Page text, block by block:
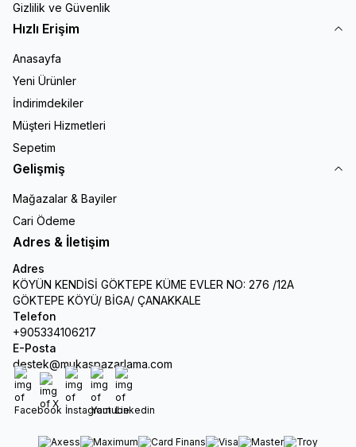
Gizlilik ve Güvenlik
Hızlı Erişim
Anasayfa
Yeni Ürünler
İndirimdekiler
Müşteri Hizmetleri
Sepetim
Gelişmiş
Mağazalar & Bayiler
Cari Ödeme
Adres & İletişim
Adres
KÖYÜN KENDİSİ GÖKTEPE KÜME EVLER NO: 276 /12A
GÖKTEPE KÖYÜ/ BİGA/ ÇANAKKALE
Telefon
+905334106217
E-Posta
destek@mukaspazarlama.com
Facebook
X İnstagram
Youtube